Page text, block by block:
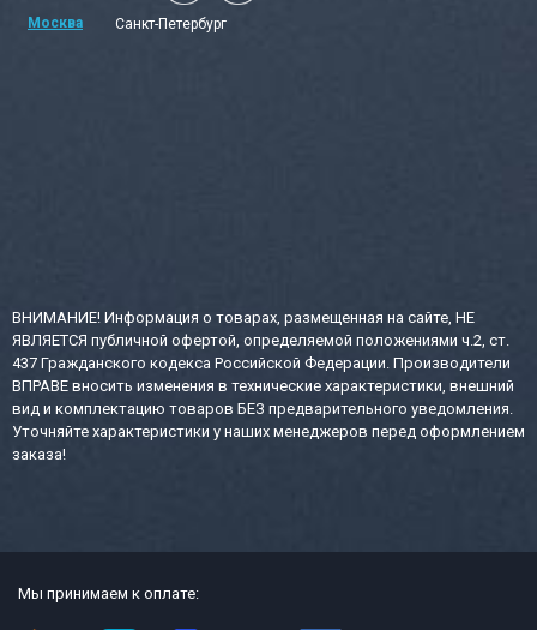
Москва Санкт-Петербург
ВНИМАНИЕ! Информация о товарах, размещенная на сайте, НЕ
ЯВЛЯЕТСЯ публичной офертой, определяемой положениями ч.2, ст.
437 Гражданского кодекса Российской Федерации. Производители
ВПРАВЕ вносить изменения в технические характеристики, внешний
вид и комплектацию товаров БЕЗ предварительного уведомления.
Уточняйте характеристики у наших менеджеров перед оформлением
заказа!
Мы принимаем к оплате: